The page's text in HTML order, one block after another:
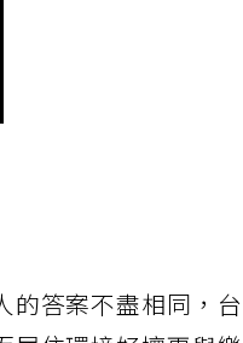
的答案不盡相同，台